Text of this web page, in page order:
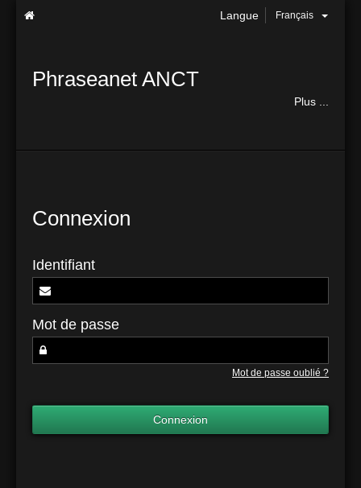
Phraseanet ANCT
Plus ...
Français
Langue
Connexion
Identifiant
Mot de passe
Mot de passe oublié ?
Connexion